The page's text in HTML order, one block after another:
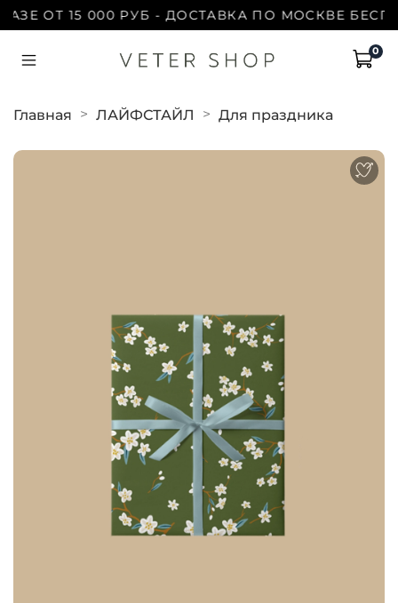
ОТ 15 000 РУБ - ДОСТАВКА ПО МОСКВЕ
0
Главная ЛАЙФСТАЙЛ Для праздника